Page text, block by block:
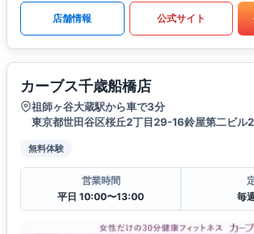
店舗情報 公式サイト
カーブス千歳船橋店
祖師ヶ谷大蔵駅から車で3分
東京都世田谷区桜丘2丁目29-16鈴屋第二ビル
無料体験
営業時間
平日 10:00〜13:00
毎